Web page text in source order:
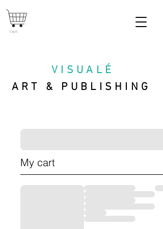
VISUAL É
ART & PUBLISHING
Cart
My cart